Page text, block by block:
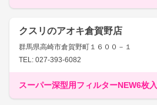
クスリのアオキ倉賀野店
群馬県高崎市倉賀野町１６００－１
TEL: 027-393-6082
スーパー深型用フィルターNEW6枚入